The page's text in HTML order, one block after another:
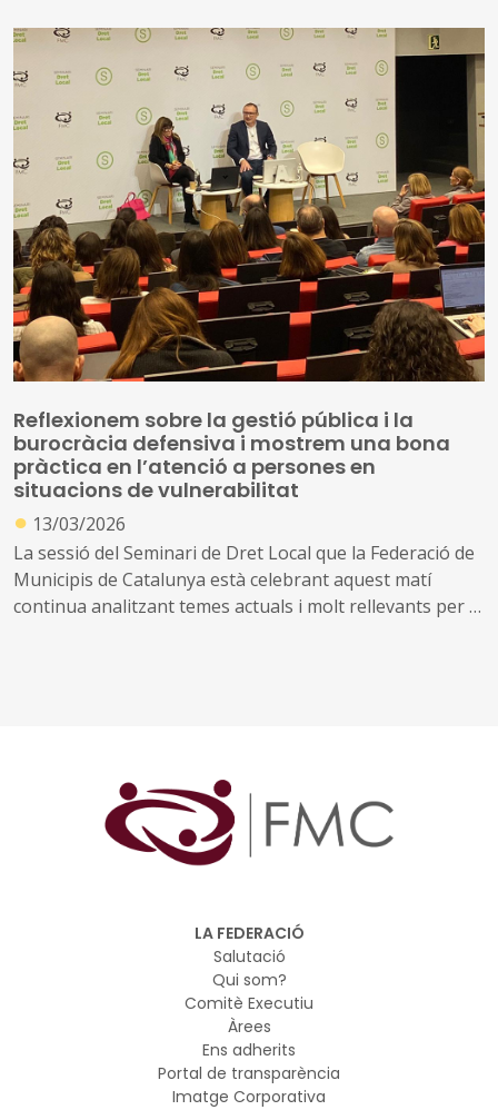
locals
Reflexionem sobre la gestió pública i la
burocràcia defensiva i mostrem una bona
pràctica en l’atenció a persones en
situacions de vulnerabilitat
● 13/03/2026
La sessió del Seminari de Dret Local que la Federació de
Municipis de Catalunya està celebrant aquest matí
continua analitzant temes actuals i molt rellevants per al
infraestructura gigabit
LA FEDERACIÓ
Salutació
Qui som?
Comitè Executiu
Àrees
Ens adherits
Portal de transparència
Imatge Corporativa